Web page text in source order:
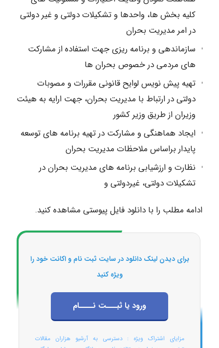
کلیه بخش ها، واحدها و تشکیلات دولتی و غیر دولتی
در امر مدیریت بحران
سازماندهی و برنامه ریزی جهت استفاده از مشارکت
های مردمی در خصوص بحران ها
تهیه پیش نویس لوایح قانونی مقررات و مصوبات
دولتی در ارتباط با مدیریت بحران، جهت ارایه به هیئت
وزیران از طریق وزیر کشور
ایجاد هماهنگی و مشارکت در تهیه برنامه های توسعه
پایدار براساس ملاحظات مدیریت بحران
نظارت و ارزشیابی برنامه های مدیریت بحران در
تشکیلات دولتی، غیردولتی و
ادامه مطلب را با دانلود فایل پیوستی مشاهده کنید.
برای دیدن لینک دانلود در سایت ثبت نام و اکانت خود را
ویژه کنید
ورود یا ثبـــت نــــام
مزایای اشتراک ویژه : دسترسی به آرشیو هزاران مقالات